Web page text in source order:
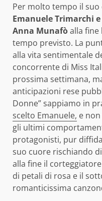
Per molto tempo il
Emanuele Trimarchi
Anna Munafòalla fine
tempo previsto. La
alla vita sentimentale
concorrente di Miss
prossima settimana,
anticipazioni rese
Donne” sappiamo in
scelto Emanuele, e
gli ultimi
protagonisti, pur
suo cuore rischiando
alla fine il
di petali di rosa e il
romanticissima